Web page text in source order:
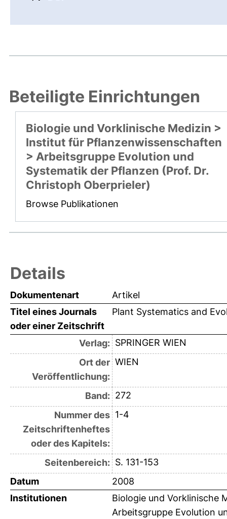
Beteiligte Einrichtungen
Biologie und Vorklinische Medizin >
Institut für Pflanzenwissenschaften
> Arbeitsgruppe Evolution und
Systematik der Pflanzen (Prof. Dr.
Christoph Oberprieler)
Browse Publikationen
Details
Dokumentenart
Artikel
Titel eines Journals
oder einer Zeitschrift
Plant Systematics and
Verlag: SPRINGER WIEN
Ort der
Veröffentlichung:
WIEN
Band: 272
Nummer des
Zeitschriftenheftes
oder des Kapitels:
1-4
Seitenbereich: S. 131-153
Datum
2008
Institutionen
Biologie und Vorklinische
Arbeitsgruppe Evolution